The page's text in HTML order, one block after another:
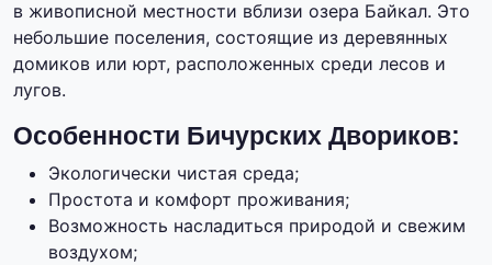
в живописной местности вблизи озера Байкал. Это
небольшие поселения, состоящие из деревянных
домиков или юрт, расположенных среди лесов и
лугов.
Особенности Бичурских Двориков:
Экологически чистая среда;
Простота и комфорт проживания;
Возможность насладиться природой и свежим
воздухом;